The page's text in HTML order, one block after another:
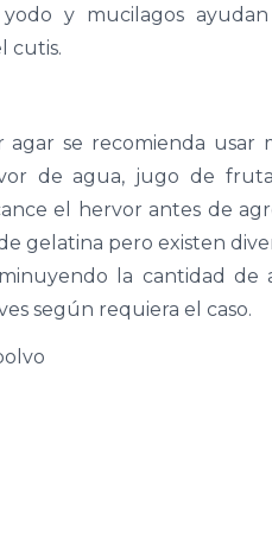
y mucilagos ayudan
cutis.
se recomienda usar
de agua, jugo de
el hervor antes de
gelatina pero existen
la cantidad de
según requiera el caso.